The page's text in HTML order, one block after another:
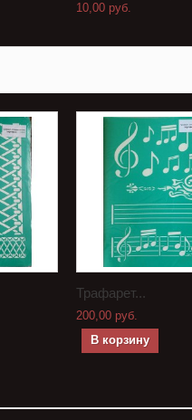
10,00 руб.
Трафарет...
200,00 руб.
В корзину